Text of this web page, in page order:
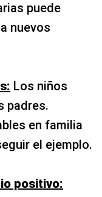
puede
nuevos
Los niños
padres.
en familia
el ejemplo.
positivo: